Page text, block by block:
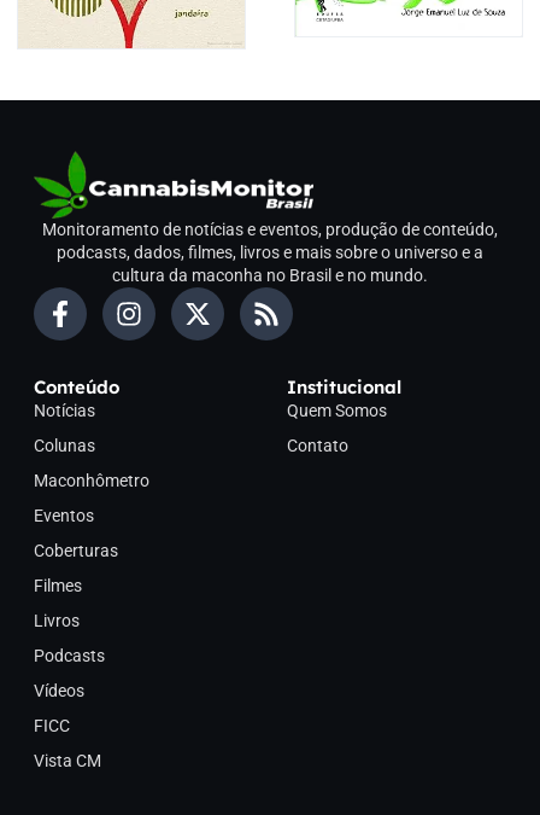
Monitoramento de notícias e eventos, produção de conteúdo,
podcasts, dados, filmes, livros e mais sobre o universo e a
cultura da maconha no Brasil e no mundo.
Conteúdo
Notícias
Colunas
Maconhômetro
Eventos
Coberturas
Filmes
Livros
Podcasts
Vídeos
FICC
Vista CM
Institucional
Quem Somos
Contato